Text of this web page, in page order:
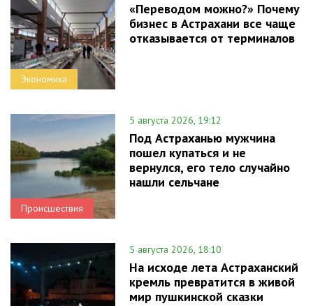
Экономика
«Переводом можно?» Почему
бизнес в Астрахани все чаще
отказывается от терминалов
Происшествия
5 августа 2026, 19:12
Под Астраханью мужчина
пошел купаться и не
вернулся, его тело случайно
нашли сельчане
5 августа 2026, 18:10
На исходе лета Астраханский
кремль превратится в живой
мир пушкинской сказки